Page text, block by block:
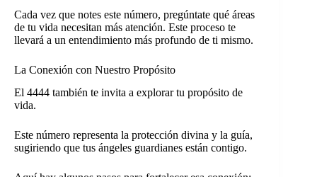
Cada vez que notes este número, pregúntate qué áreas
de tu vida necesitan más atención. Este proceso te
llevará a un entendimiento más profundo de ti mismo.
La Conexión con Nuestro Propósito
El 4444 también te invita a explorar tu propósito de
vida.
Este número representa la protección divina y la guía,
sugiriendo que tus ángeles guardianes están contigo.